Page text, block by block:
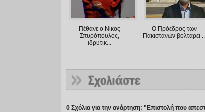
Πέθανε ο Νίκος
Σπυρόπουλος,
ιδρυτικ...
Ο Πρόεδρος των
Πακιστανών βολτάρει
0 Σχόλια για την ανάρτηση: "Επιστολή που